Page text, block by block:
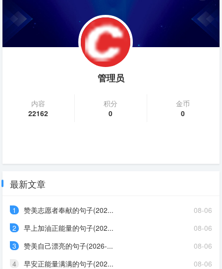
管理员
内容
22162
积分
0
金币
0
最新文章
08-06
1
赞美志愿者奉献的句子(202...
08-06
2
早上加油正能量的句子(202...
08-06
3
赞美自己漂亮的句子(2026-...
08-06
4
早安正能量满满的句子(202...